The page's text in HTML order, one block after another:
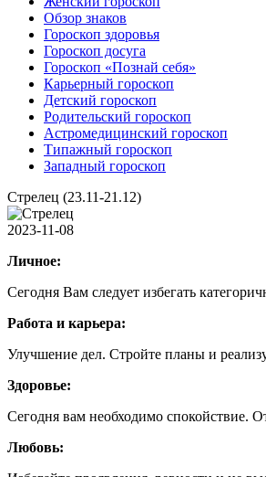
Обзор знаков
Гороскоп здоровья
Гороскоп досуга
Гороскоп «Познай себя»
Карьерный гороскоп
Детский гороскоп
Родительский гороскоп
Астромедицинский гороскоп
Типажный гороскоп
Западный гороскоп
Стрелец (23.11-21.12)
2023-11-08
Личное:
Сегодня Вам следует избегать
Работа и карьера:
Улучшение дел. Стройте планы и
Здоровье:
Сегодня вам необходимо спокойствие.
Любовь: